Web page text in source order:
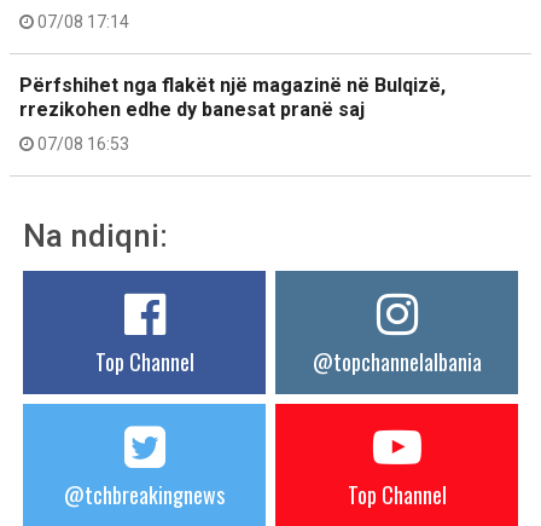
07/08 17:14
Përfshihet nga flakët një magazinë në Bulqizë,
rrezikohen edhe dy banesat pranë saj
07/08 16:53
Na ndiqni:
Top Channel @topchannelalbania
@tchbreakingnews Top Channel